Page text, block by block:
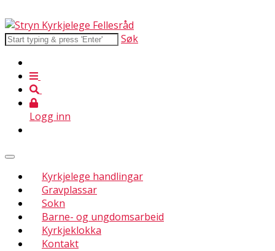
Søk
Logg inn
Kyrkjelege handlingar
Gravplassar
Sokn
Barne- og ungdomsarbeid
Kyrkjeklokka
Kontakt